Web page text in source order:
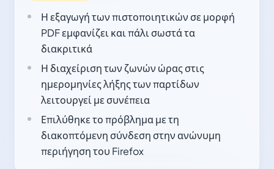
Η εξαγωγή των πιστοποιητικών σε μορφή
PDF εμφανίζει και πάλι σωστά τα
διακριτικά
Η διαχείριση των ζωνών ώρας στις
ημερομηνίες λήξης των παρτίδων
λειτουργεί με συνέπεια
Επιλύθηκε το πρόβλημα με τη
διακοπτόμενη σύνδεση στην ανώνυμη
περιήγηση του Firefox